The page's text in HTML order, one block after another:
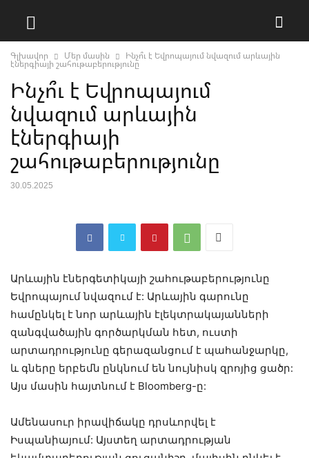
Գլխավոր Մեր մասին Ինչո՞ւ է Եվրոպայում նվազում արևային
էներգիայի շահութաբերությունը
Ինչո՞ւ է Եվրոպայում
նվազում արևային
էներգիայի
շահութաբերությունը
30.05.2025
Արևային էներգետիկայի շահութաբերությունը
Եվրոպայում նվազում է: Արևային գարունը
համընկել է նոր արևային էլեկտրակայանների
զանգվածային գործարկման հետ, ուստի
արտադրությունը գերազանցում է պահանջարկը,
և գները երբեմն ընկնում են նույնիսկ զրոյից ցածր:
Այս մասին հայտնում է Bloomberg-ը:
Ամենասուր իրավիճակը դրսևորվել է
Իսպանիայում: Այստեղ արտադրության